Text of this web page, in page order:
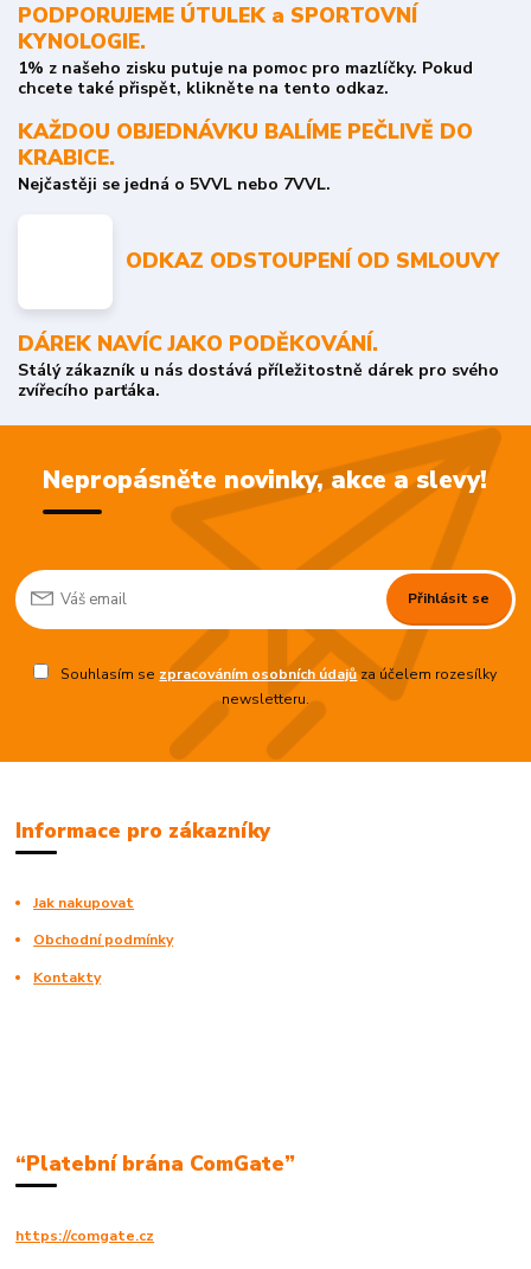
PODPORUJEME ÚTULEK a SPORTOVNÍ
KYNOLOGIE.
1% z našeho zisku putuje na pomoc pro mazlíčky. Pokud
chcete také přispět, klikněte na tento odkaz.
KAŽDOU OBJEDNÁVKU BALÍME PEČLIVĚ DO
KRABICE.
Nejčastěji se jedná o 5VVL nebo 7VVL.
ODKAZ ODSTOUPENÍ OD SMLOUVY
DÁREK NAVÍC JAKO PODĚKOVÁNÍ.
Stálý zákazník u nás dostává příležitostně dárek pro svého
zvířecího parťáka.
Nepropásněte novinky, akce a slevy!
Přihlásit se
Souhlasím se zpracováním osobních údajůza účelem rozesílky
newsletteru.
Informace pro zákazníky
Jak nakupovat
Obchodní podmínky
Kontakty
“Platební brána ComGate”
https://comgate.cz